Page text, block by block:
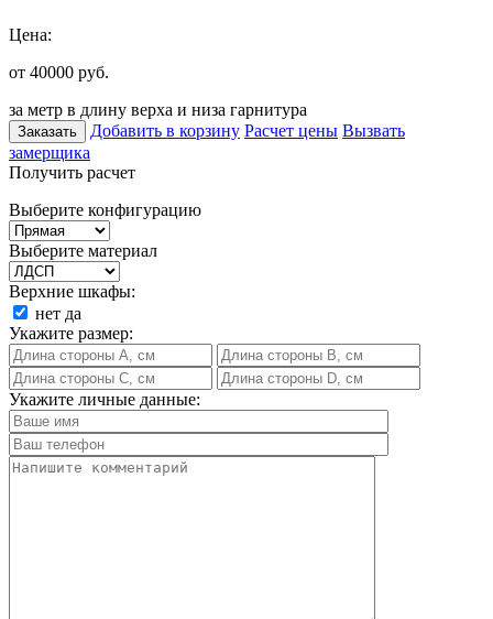
Цена:
от 40000 руб.
за метр в длину верха и низа гарнитура
Заказать Добавить в корзину Расчет цены Вызвать
замерщика
Получить расчет
Выберите конфигурацию
Выберите материал
Верхние шкафы:
нет да
Укажите размер:
Укажите личные данные: